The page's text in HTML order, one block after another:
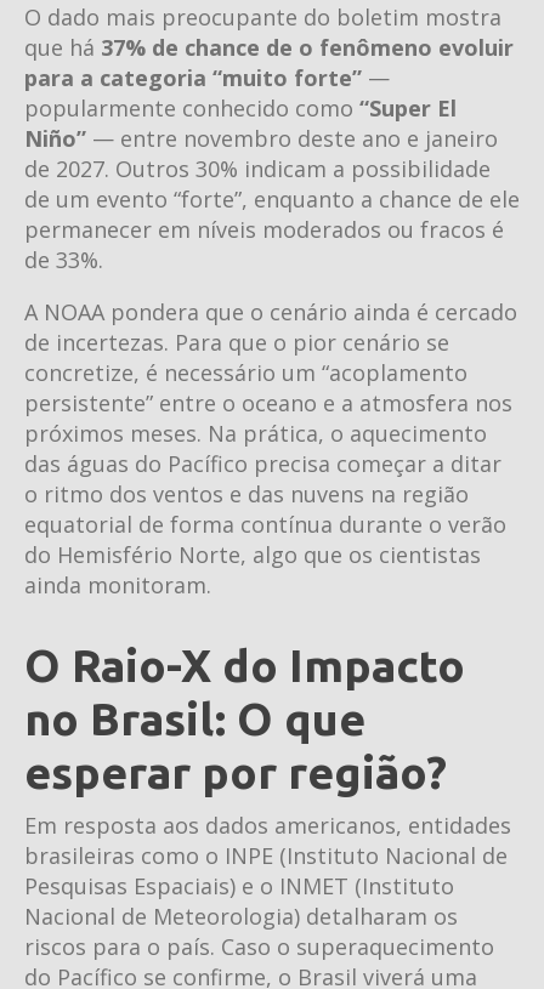
O dado mais preocupante do boletim mostra
que há 37% de chance de o fenômeno evoluir
para a categoria “muito forte” —
popularmente conhecido como “Super El
Niño” — entre novembro deste ano e janeiro
de 2027. Outros 30% indicam a possibilidade
de um evento “forte”, enquanto a chance de ele
permanecer em níveis moderados ou fracos é
de 33%.
A NOAA pondera que o cenário ainda é cercado
de incertezas. Para que o pior cenário se
concretize, é necessário um “acoplamento
persistente” entre o oceano e a atmosfera nos
próximos meses. Na prática, o aquecimento
das águas do Pacífico precisa começar a ditar
o ritmo dos ventos e das nuvens na região
equatorial de forma contínua durante o verão
do Hemisfério Norte, algo que os cientistas
ainda monitoram.
O Raio-X do Impacto
no Brasil: O que
esperar por região?
Em resposta aos dados americanos, entidades
brasileiras como o INPE (Instituto Nacional de
Pesquisas Espaciais) e o INMET (Instituto
Nacional de Meteorologia) detalharam os
riscos para o país. Caso o superaquecimento
do Pacífico se confirme, o Brasil viverá uma